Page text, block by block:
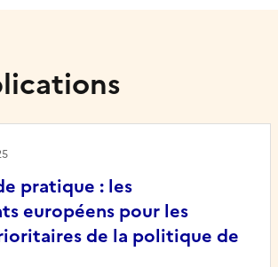
pratique : les
européens pour les
de la politique de